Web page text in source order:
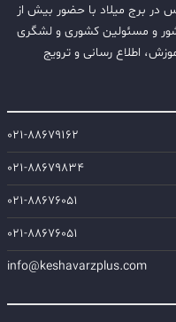
با روز مهندس در برج میلاد با حضور بیش از
کشور و مسئولین کشوری و لشگری
اطلاع رسانی و ترویج
۰۲۱-۸۸۶۷۹۱۶۲
۰۲۱-۸۸۶۷۹۸۳۴
۰۲۱-۸۸۶۷۶۰۵۱
۰۲۱-۸۸۶۷۶۰۵۱
info@keshavarzplus.com